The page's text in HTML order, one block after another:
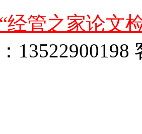
经管之家论文
13522900198